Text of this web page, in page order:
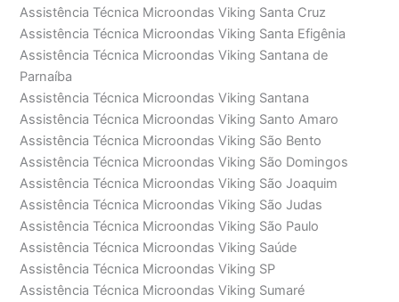
Assistência Técnica Microondas Viking Santa Cruz
Assistência Técnica Microondas Viking Santa Efigênia
Assistência Técnica Microondas Viking Santana de
Parnaíba
Assistência Técnica Microondas Viking Santana
Assistência Técnica Microondas Viking Santo Amaro
Assistência Técnica Microondas Viking São Bento
Assistência Técnica Microondas Viking São Domingos
Assistência Técnica Microondas Viking São Joaquim
Assistência Técnica Microondas Viking São Judas
Assistência Técnica Microondas Viking São Paulo
Assistência Técnica Microondas Viking Saúde
Assistência Técnica Microondas Viking SP
Assistência Técnica Microondas Viking Sumaré